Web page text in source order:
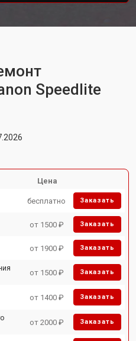
Speedlite
Цена
бесплатно Заказать
от 1500 ₽ Заказать
от 1900 ₽ Заказать
от 1500 ₽ Заказать
от 1400 ₽ Заказать
от 2000 ₽ Заказать